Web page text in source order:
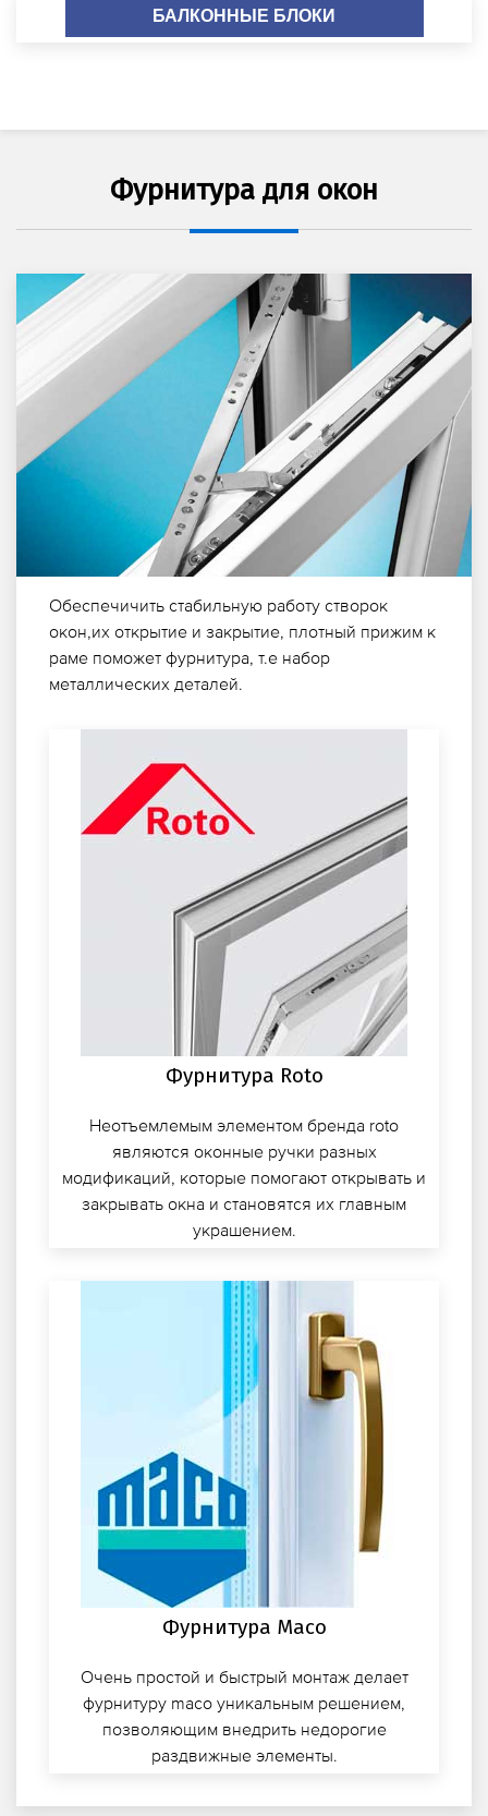
БАЛКОННЫЕ БЛОКИ
Фурнитура для окон
Обеспечичить стабильную работу створок
окон,их открытие и закрытие, плотный прижим к
раме поможет фурнитура, т.е набор
металлических деталей.
Фурнитура Roto
Неотъемлемым элементом бренда roto
являются оконные ручки разных
модификаций, которые помогают открывать и
закрывать окна и становятся их главным
украшением.
Фурнитура Maco
Очень простой и быстрый монтаж делает
фурнитуру maco уникальным решением,
позволяющим внедрить недорогие
раздвижные элементы.